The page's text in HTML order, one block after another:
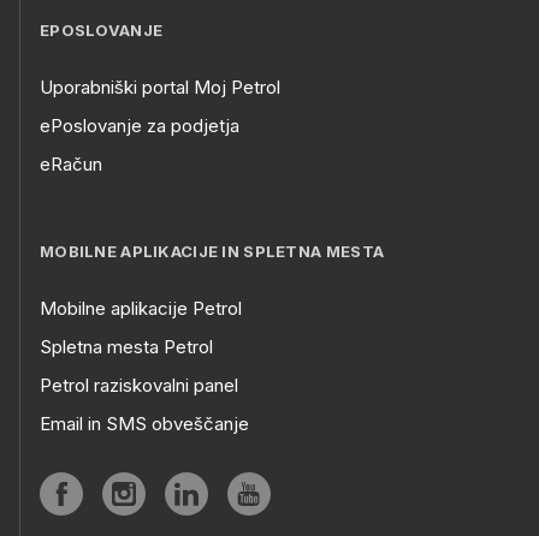
EPOSLOVANJE
Uporabniški portal Moj Petrol
ePoslovanje za podjetja
eRačun
MOBILNE APLIKACIJE IN SPLETNA MESTA
Mobilne aplikacije Petrol
Spletna mesta Petrol
Petrol raziskovalni panel
Email in SMS obveščanje